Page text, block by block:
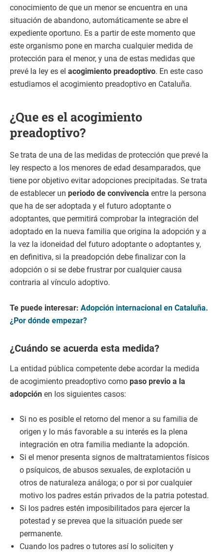
conocimiento de que un menor se encuentra en una
situación de abandono, automáticamente se abre el
expediente oportuno. Es a partir de este momento que
este organismo pone en marcha cualquier medida de
protección para el menor, y una de estas medidas que
prevé la ley es el acogimiento preadoptivo. En este caso
estudiamos el acogimiento preadoptivo en Cataluña.
¿Que es el acogimiento
preadoptivo?
Se trata de una de las medidas de protección que prevé la
ley respecto a los menores de edad desamparados, que
tiene por objetivo evitar adopciones precipitadas. Se trata
de establecer un periodo de convivencia entre la persona
que ha de ser adoptada y el futuro adoptante o
adoptantes, que permitirá comprobar la integración del
adoptado en la nueva familia que origina la adopción y a
la vez la idoneidad del futuro adoptante o adoptantes y,
en definitiva, si la preadopción debe finalizar con la
adopción o si se debe frustrar por cualquier causa
contraria al vínculo adoptivo.
Te puede interesar: Adopción internacional en Cataluña.
¿Por dónde empezar?
¿Cuándo se acuerda esta medida?
La entidad pública competente debe acordar la medida
de acogimiento preadoptivo como paso previo a la
adopción en los siguientes casos:
Si no es posible el retorno del menor a su familia de
origen y lo más favorable a su interés es la plena
integración en otra familia mediante la adopción.
Si el menor presenta signos de maltratamientos físicos
o psíquicos, de abusos sexuales, de explotación u
otros de naturaleza análoga; o por si por cualquier
motivo los padres están privados de la patria potestad.
Si los padres estén imposibilitados para ejercer la
potestad y se prevea que la situación puede ser
permanente.
Cuando los padres o tutores así lo soliciten y